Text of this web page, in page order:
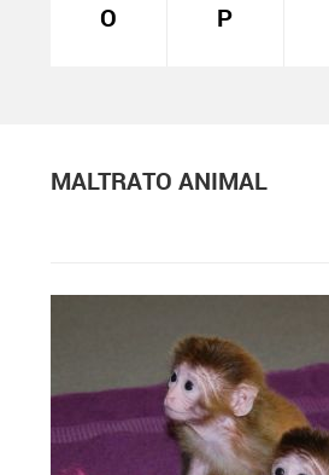
O P
MALTRATO ANIMAL